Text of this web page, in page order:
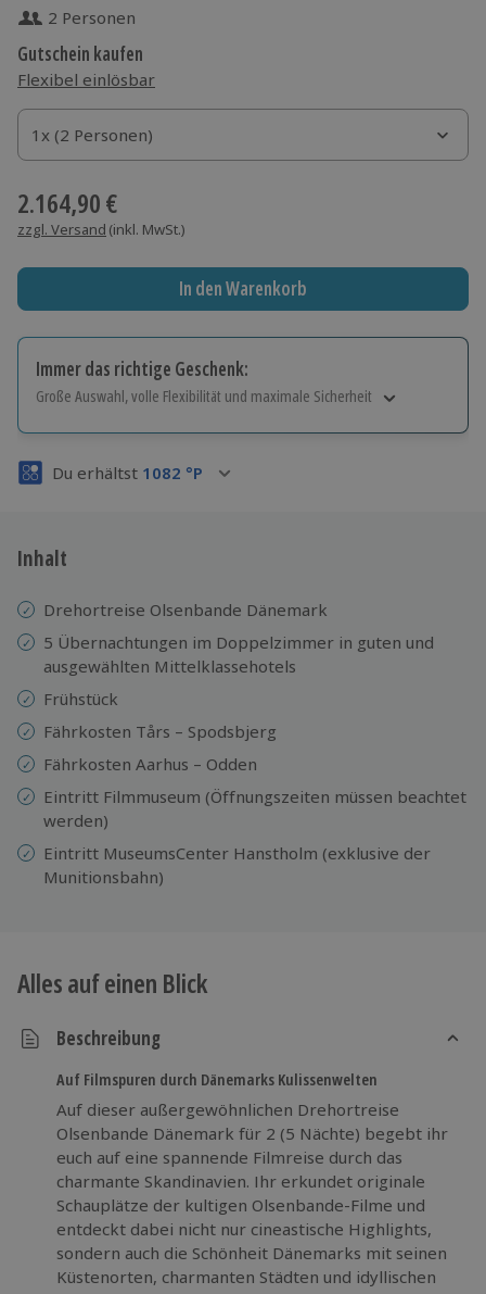
2 Personen
Gutschein kaufen
Flexibel einlösbar
1x (2 Personen)
1x (2 Personen)
1x (2 Personen)
2.164,90 €
zzgl. Versand (inkl. MwSt.)
In den Warenkorb
Immer das richtige Geschenk:
Große Auswahl, volle Flexibilität und maximale Sicherheit
Volle Flexibilität
3 Jahre gültig & verlängerbar.
Du erhältst 1082 °P
Inhalt
Drehortreise Olsenbande Dänemark
5 Übernachtungen im Doppelzimmer in guten und
ausgewählten Mittelklassehotels
Frühstück
Fährkosten Tårs – Spodsbjerg
Fährkosten Aarhus – Odden
Eintritt Filmmuseum (Öffnungszeiten müssen beachtet
werden)
Eintritt MuseumsCenter Hanstholm (exklusive der
Munitionsbahn)
Alles auf einen Blick
Beschreibung
Auf Filmspuren durch Dänemarks Kulissenwelten
Auf dieser außergewöhnlichen Drehortreise
Olsenbande Dänemark für 2 (5 Nächte) begebt ihr
euch auf eine spannende Filmreise durch das
charmante Skandinavien. Ihr erkundet originale
Schauplätze der kultigen Olsenbande-Filme und
entdeckt dabei nicht nur cineastische Highlights,
sondern auch die Schönheit Dänemarks mit seinen
Küstenorten, charmanten Städten und idyllischen